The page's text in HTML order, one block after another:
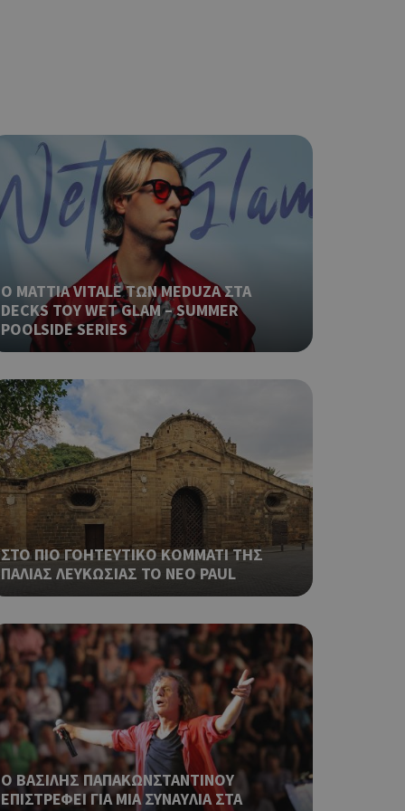
Ο MATTIA VITALE ΤΩΝ MEDUZA ΣΤΑ
DECKS ΤΟΥ WET GLAM – SUMMER
POOLSIDE SERIES
ΣΤΟ ΠΙΟ ΓΟΗΤΕΥΤΙΚΟ ΚΟΜΜΑΤΙ ΤΗΣ
ΠΑΛΙΑΣ ΛΕΥΚΩΣΙΑΣ ΤΟ ΝΕΟ PAUL
Ο ΒΑΣΙΛΗΣ ΠΑΠΑΚΩΝΣΤΑΝΤΙΝΟΥ
ΕΠΙΣΤΡΕΦΕΙ ΓΙΑ ΜΙΑ ΣΥΝΑΥΛΙΑ ΣΤΑ
δηλαδή να
στον χρήστη
όπως είναι το
push down
δηλαδή να
στον χρήστη
είναι το
push down
την
που
για ένα
μεταβλητών
είναι
ο
ένα καλό
σελίδων.
δηλαδή να
στον χρήστη
όπως είναι το
push down
τη διάκριση
είναι
να
τη χρήση του
δηλαδή να
στον χρήστη
όπως είναι το
push down